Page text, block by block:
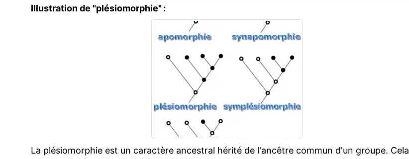
Illustration de "plésiomorphie" :
La plésiomorphie est un caractère ancestral hérité de l'ancêtre commun d'un groupe. Cela